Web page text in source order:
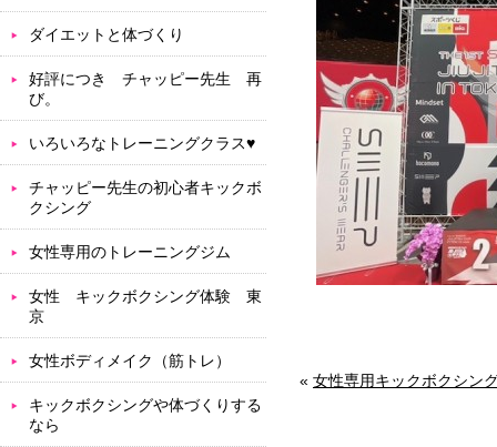
« 女性専用キックボクシン
ダイエットと体づくり
好評につき チャッピー先生 再
び。
いろいろなトレーニングクラス♥
チャッピー先生の初心者キックボ
クシング
女性専用のトレーニングジム
女性 キックボクシング体験 東
京
女性ボディメイク（筋トレ）
キックボクシングや体づくりする
なら